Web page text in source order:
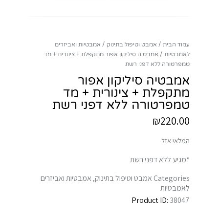
עמוד הבית אמבט וטיפול בתינוק
אמבטיות ואביזרים
לאמבטיות
אמבטיה סיליקון אפור מתקפלת + צינורית + מד
טמפרטורה ללא דפני רשת
אמבטיה סיליקון אפור
מתקפלת + צינורית + מד
טמפרטורה ללא דפני רשת
₪220.00
המלאי אזל
*מגיע ללא דפני רשת
Categories אמבט וטיפול בתינוק, אמבטיות ואביזרים
לאמבטיות
Product ID: 38047